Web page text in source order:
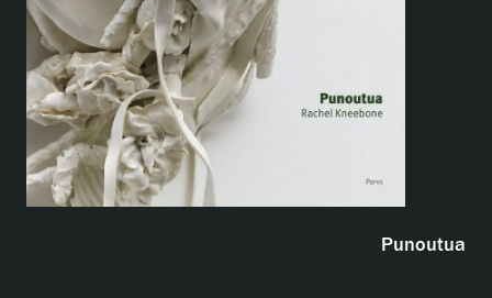
Näyttelyt
Tapahtumat
Palvelumme
Punoutua